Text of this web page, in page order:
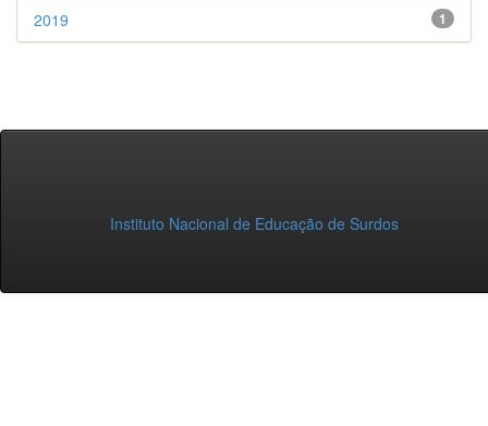
1
2019
Instituto Nacional de Educação de Surdos